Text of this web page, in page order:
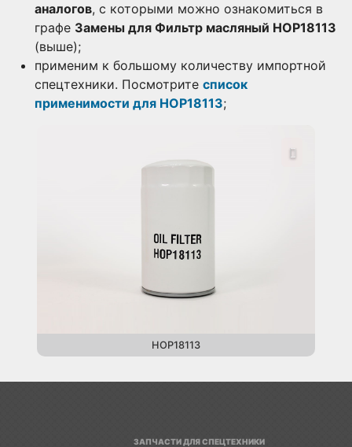
аналогов, с которыми можно ознакомиться в
графе Замены для Фильтр масляный HOP18113
(выше);
применим к большому количеству импортной
спецтехники. Посмотрите список
применимости для HOP18113;
HOP18113
ЗАПЧАСТИ ДЛЯ СПЕЦТЕХНИКИ